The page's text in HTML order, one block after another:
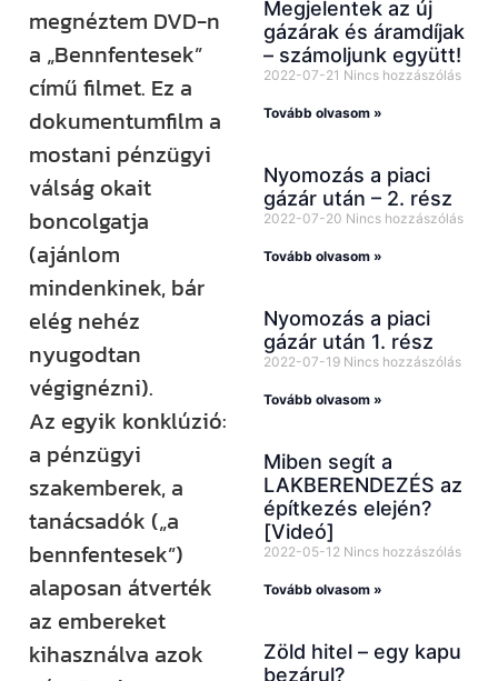
megnéztem DVD-n
a „Bennfentesek”
című filmet. Ez a
dokumentumfilm a
mostani pénzügyi
válság okait
boncolgatja
(ajánlom
mindenkinek, bár
elég nehéz
nyugodtan
végignézni).
Az egyik konklúzió:
a pénzügyi
szakemberek, a
tanácsadók („a
bennfentesek”)
alaposan átverték
az embereket
kihasználva azok
Megjelentek az új
gázárak és áramdíjak
– számoljunk együtt!
2022-07-21 Nincs hozzászólás
Tovább olvasom »
Nyomozás a piaci
gázár után – 2. rész
2022-07-20 Nincs hozzászólás
Tovább olvasom »
Nyomozás a piaci
gázár után 1. rész
2022-07-19 Nincs hozzászólás
Tovább olvasom »
Miben segít a
LAKBERENDEZÉS az
építkezés elején?
[Videó]
2022-05-12 Nincs hozzászólás
Tovább olvasom »
Zöld hitel – egy kapu
bezárul?